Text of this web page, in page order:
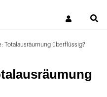
Totalausräumung überflüssig?